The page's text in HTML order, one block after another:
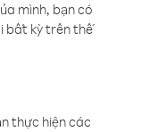
mình, bạn có
bất kỳ trên thế
thực hiện các